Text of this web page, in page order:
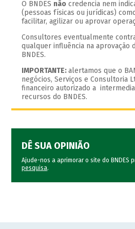
O BNDES não credencia nem
(pessoas físicas ou jurídicas)
facilitar, agilizar ou aprovar
Consultores eventualmente
qualquer influência na aprovação
BNDES.
IMPORTANTE:alertamos que o
negócios, Serviços e Consultoria
financeiro autorizado a
recursos do BNDES.
DÊ SUA OPINIÃO
Ajude-nos a aprimorar o site do BNDES
pesquisa.